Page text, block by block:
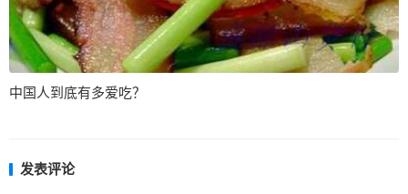
中国人到底有多爱吃？
发表评论